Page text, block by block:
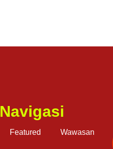
Navigasi
Featured Wawasan